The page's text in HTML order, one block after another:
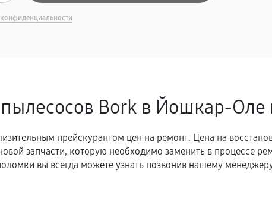
Bork в Йошкар-Оле
прейскурантом цен на ремонт. Цена на
запчасти, которую необходимо заменить в процессе
вы всегда можете узнать позвонив нашему